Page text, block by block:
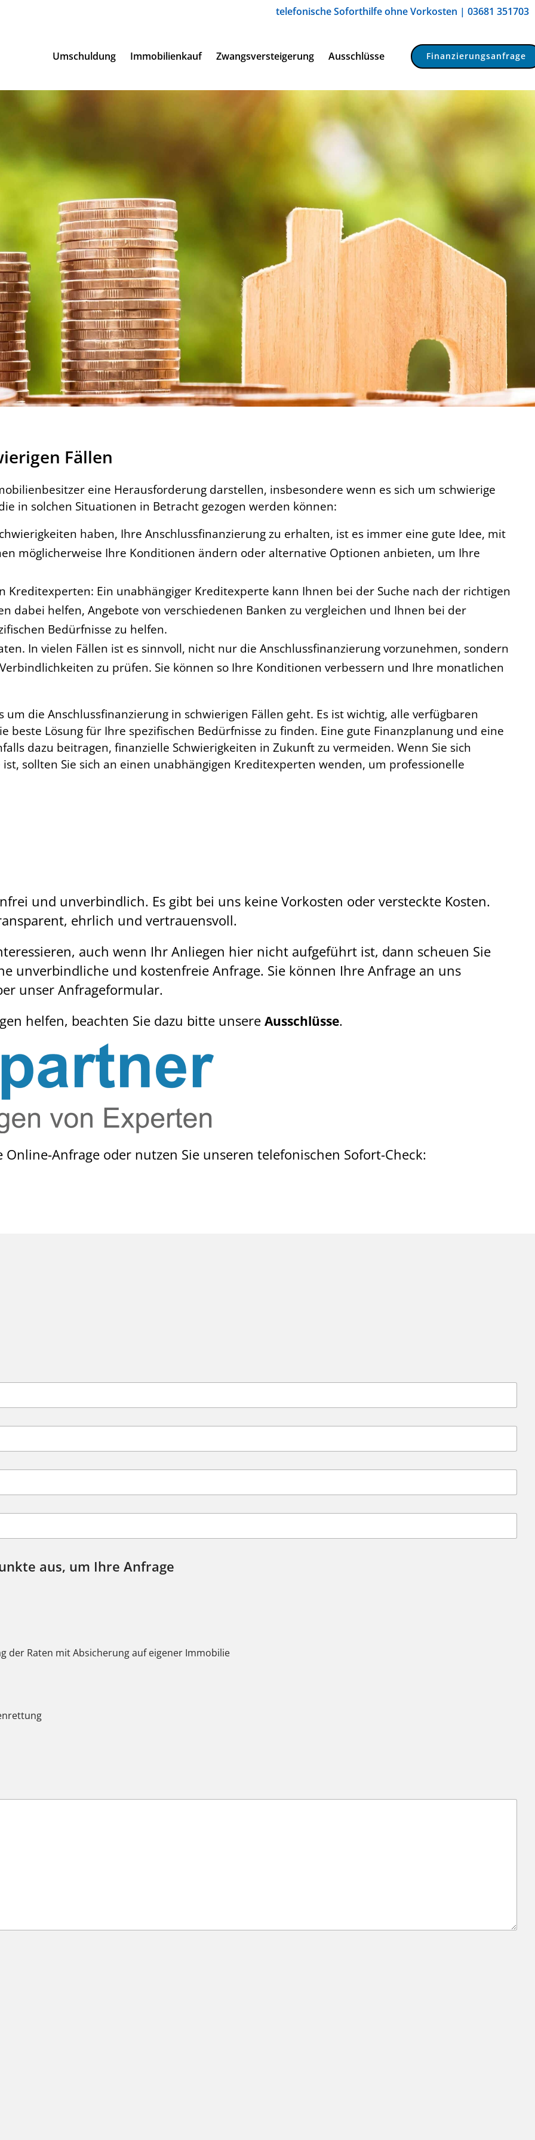
telefonische Soforthilfe ohne Vorkosten | 03681 351703
Umschuldung Immobilienkauf Zwangsversteigerung Ausschlüsse Finanzierungsanfrage
Fällen
eine Herausforderung darstellen, insbesondere wenn es sich um schwierige
in solchen Situationen in Betracht gezogen werden können:
haben, Ihre Anschlussfinanzierung zu erhalten, ist es immer eine gute Idee, mit
möglicherweise Ihre Konditionen ändern oder alternative Optionen anbieten, um Ihre
Kreditexperten: Ein unabhängiger Kreditexperte kann Ihnen bei der Suche nach der richtigen
dabei helfen, Angebote von verschiedenen Banken zu vergleichen und Ihnen bei der
Bedürfnisse zu helfen.
In vielen Fällen ist es sinnvoll, nicht nur die Anschlussfinanzierung vorzunehmen, sondern
zu prüfen. Sie können so Ihre Konditionen verbessern und Ihre monatlichen
die Anschlussfinanzierung in schwierigen Fällen geht. Es ist wichtig, alle verfügbaren
beste Lösung für Ihre spezifischen Bedürfnisse zu finden. Eine gute Finanzplanung und eine
dazu beitragen, finanzielle Schwierigkeiten in Zukunft zu vermeiden. Wenn Sie sich
sollten Sie sich an einen unabhängigen Kreditexperten wenden, um professionelle
und unverbindlich. Es gibt bei uns keine Vorkosten oder versteckte Kosten.
ehrlich und vertrauensvoll.
auch wenn Ihr Anliegen hier nicht aufgeführt ist, dann scheuen Sie
unverbindliche und kostenfreie Anfrage. Sie können Ihre Anfrage an uns
unser Anfrageformular.
helfen, beachten Sie dazu bitte unsere Ausschlüsse.
Anfrage oder nutzen Sie unseren telefonischen Sofort-Check:
aus, um Ihre Anfrage
der Raten mit Absicherung auf eigener Immobilie